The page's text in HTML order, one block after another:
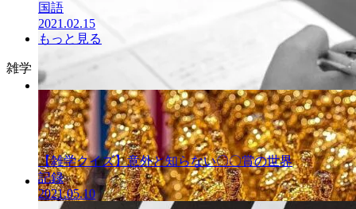
一般常識クイ
ズ
一般常識クイ
国語
2021.02.15
もっと見る
雑学
【雑学クイズ】意外と知らない〇〇賞の世界
記録
2021.05.10